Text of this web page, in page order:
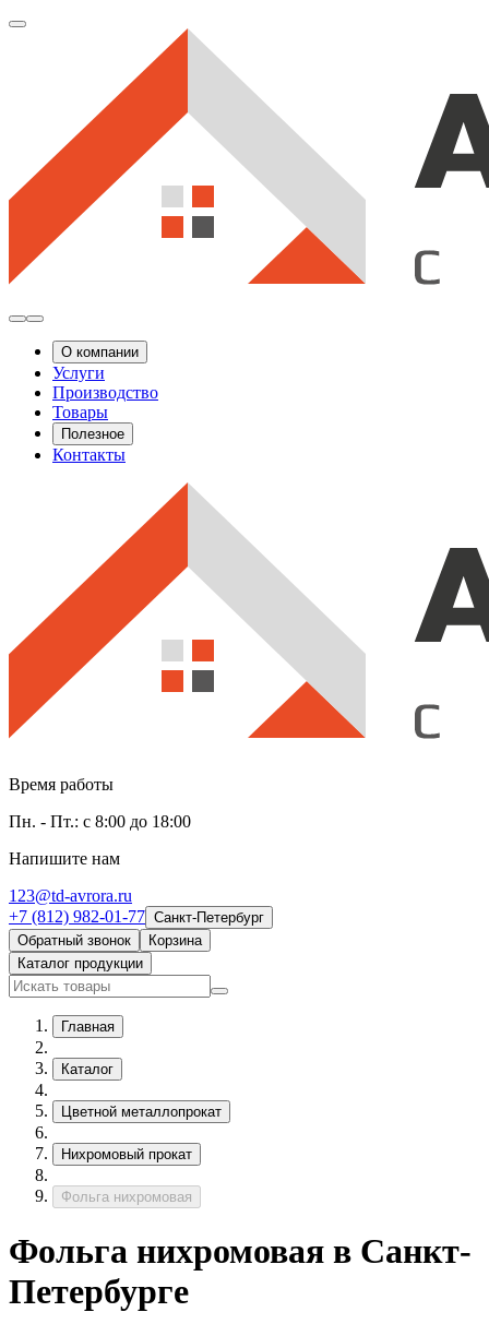
О компании
Услуги
Производство
Товары
Полезное
Контакты
Время работы
Пн. - Пт.: с 8:00 до 18:00
Напишите нам
123@td-avrora.ru
+7 (812) 982-01-77 Санкт-Петербург
Обратный звонок
Корзина
Каталог продукции
Главная
Каталог
Цветной металлопрокат
Нихромовый прокат
Фольга нихромовая
Фольга нихромовая в Санкт-
Петербурге